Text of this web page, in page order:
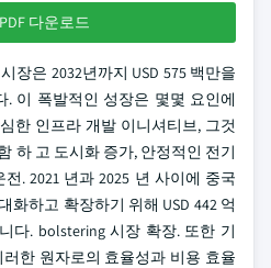
다운로드
장은 2032년까지 USD 575 백만을
. 이 폭발적인 성장은 몇몇 요인에
한 인프라 개발 이니셔티브, 그것
하 고 도시화 증가, 안정적인 전기
. 2021 년과 2025 년 사이에 중국
화하고 확장하기 위해 USD 442 억
다. bolstering 시장 확장. 또한 기
한 원자로의 효율성과 비용 효율